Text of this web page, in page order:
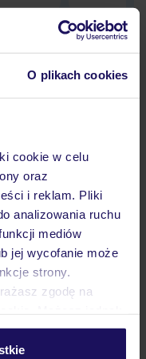
O plikach cookies
cookie w celu
oraz
i reklam. Pliki
analizowania ruchu
mediów
jej wycofanie może
strony.
zgodę na
w zakładkę